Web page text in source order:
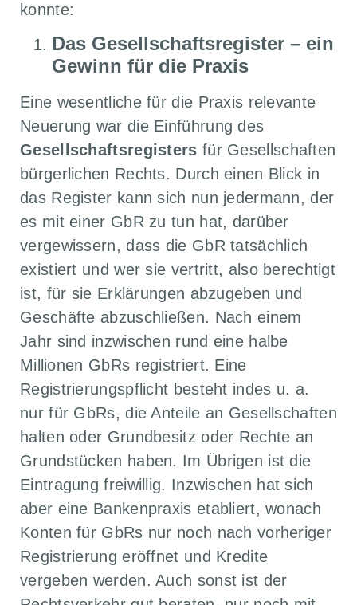
konnte:
Das Gesellschaftsregister – ein
Gewinn für die Praxis
Eine wesentliche für die Praxis relevante
Neuerung war die Einführung des
Gesellschaftsregisters für Gesellschaften
bürgerlichen Rechts. Durch einen Blick in
das Register kann sich nun jedermann, der
es mit einer GbR zu tun hat, darüber
vergewissern, dass die GbR tatsächlich
existiert und wer sie vertritt, also berechtigt
ist, für sie Erklärungen abzugeben und
Geschäfte abzuschließen. Nach einem
Jahr sind inzwischen rund eine halbe
Millionen GbRs registriert. Eine
Registrierungspflicht besteht indes u. a.
nur für GbRs, die Anteile an Gesellschaften
halten oder Grundbesitz oder Rechte an
Grundstücken haben. Im Übrigen ist die
Eintragung freiwillig. Inzwischen hat sich
aber eine Bankenpraxis etabliert, wonach
Konten für GbRs nur noch nach vorheriger
Registrierung eröffnet und Kredite
vergeben werden. Auch sonst ist der